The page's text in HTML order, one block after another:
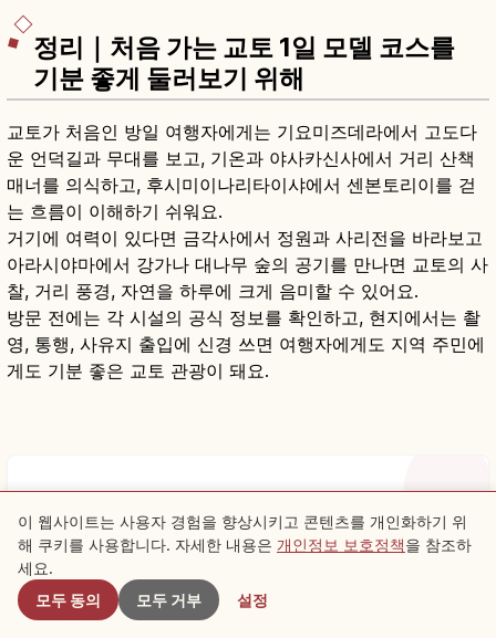
정리｜처음 가는 교토 1일 모델 코스를
기분 좋게 둘러보기 위해
교토가 처음인 방일 여행자에게는 기요미즈데라에서 고도다
운 언덕길과 무대를 보고, 기온과 야사카신사에서 거리 산책
매너를 의식하고, 후시미이나리타이샤에서 센본토리이를 걷
는 흐름이 이해하기 쉬워요.
거기에 여력이 있다면 금각사에서 정원과 사리전을 바라보고
아라시야마에서 강가나 대나무 숲의 공기를 만나면 교토의 사
찰, 거리 풍경, 자연을 하루에 크게 음미할 수 있어요.
방문 전에는 각 시설의 공식 정보를 확인하고, 현지에서는 촬
영, 통행, 사유지 출입에 신경 쓰면 여행자에게도 지역 주민에
게도 기분 좋은 교토 관광이 돼요.
자주 묻는 질문
Q.대표 명소를 하루에 도는 순서는?
근처 스팟
여행 알아보기 Kyoto 탐색하기
이 웹사이트는 사용자 경험을 향상시키고 콘텐츠를 개인화하기 위
해 쿠키를 사용합니다. 자세한 내용은 개인정보 보호정책을 참조하
세요.
모두 동의
모두 거부 설정